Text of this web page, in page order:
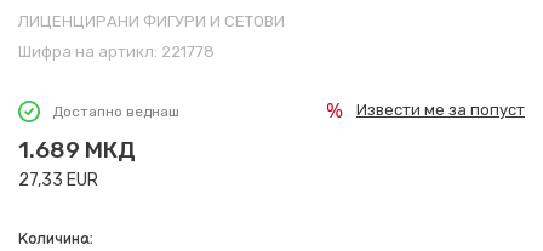
ЛИЦЕНЦИРАНИ ФИГУРИ И СЕТОВИ
Шифра на артикл: 221778
Достапно веднаш
1.689 МКД
27,33 EUR
Извести ме за попуст
Количина: